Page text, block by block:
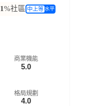
%社區 中上等 水平
商業機能
5.0
格局規劃
4.0